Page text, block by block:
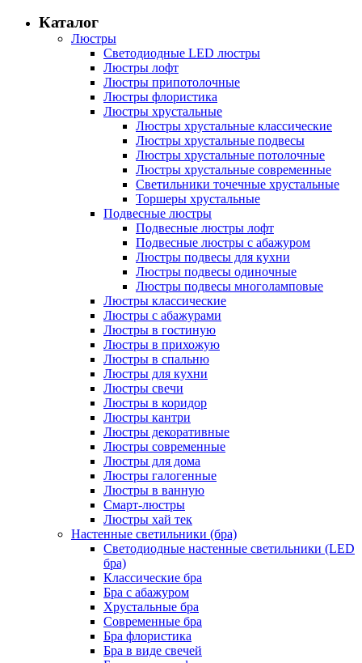
Каталог
Люстры
Светодиодные LED люстры
Люстры лофт
Люстры припотолочные
Люстры флористика
Люстры хрустальные
Люстры хрустальные классические
Люстры хрустальные подвесы
Люстры хрустальные потолочные
Люстры хрустальные современные
Светильники точечные хрустальные
Торшеры хрустальные
Подвесные люстры
Подвесные люстры лофт
Подвесные люстры с абажуром
Люстры подвесы для кухни
Люстры подвесы одиночные
Люстры подвесы многоламповые
Люстры классические
Люстры с абажурами
Люстры в гостиную
Люстры в прихожую
Люстры в спальню
Люстры для кухни
Люстры свечи
Люстры в коридор
Люстры кантри
Люстры декоративные
Люстры современные
Люстры для дома
Люстры галогенные
Люстры в ванную
Смарт-люстры
Люстры хай тек
Настенные светильники (бра)
Светодиодные настенные светильники (LED
бра)
Классические бра
Бра с абажуром
Хрустальные бра
Современные бра
Бра флористика
Бра в виде свечей